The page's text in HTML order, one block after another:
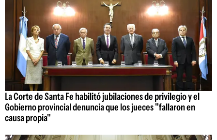
La Corte de Santa Fe habilitó jubilaciones de privilegio y el
Gobierno provincial denuncia que los jueces "fallaron en
causa propia"